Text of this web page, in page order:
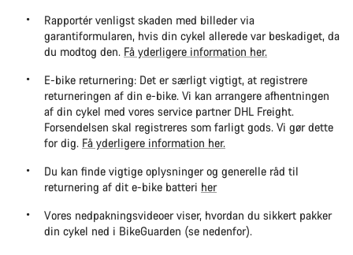
Rapportér venligst skaden med billeder via
garantiformularen, hvis din cykel allerede var beskadiget, da
du modtog den. Få yderligere information her.
E-bike returnering: Det er særligt vigtigt, at registrere
returneringen af din e-bike. Vi kan arrangere afhentningen
af din cykel med vores service partner DHL Freight.
Forsendelsen skal registreres som farligt gods. Vi gør dette
for dig. Få yderligere information her.
Du kan finde vigtige oplysninger og generelle råd til
returnering af dit e-bike batteri her
Vores nedpakningsvideoer viser, hvordan du sikkert pakker
din cykel ned i BikeGuarden (se nedenfor).